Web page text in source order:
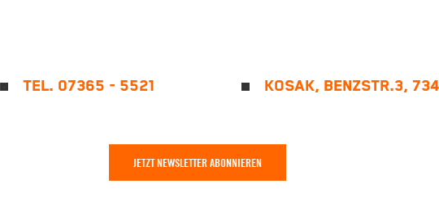
TEL. 07365 - 5521 KOSAK, BENZSTR.3,
JETZT NEWSLETTER ABONNIEREN